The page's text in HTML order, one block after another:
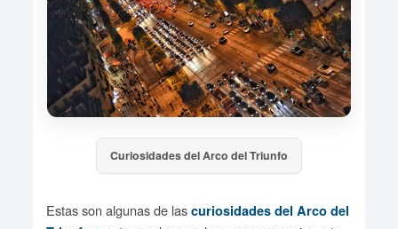
Curiosidades del Arco del Triunfo
Estas son algunas de las curiosidades del Arco del